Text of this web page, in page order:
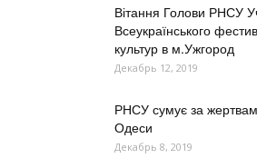
Вітання Голови РНСУ
Всеукраїнського
культур в м.Ужгород
Декабрь 12, 2019
РНСУ сумує за
Одеси
Декабрь 8, 2019